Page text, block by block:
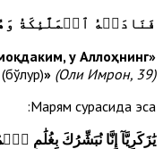
فَنَادَتۡهُ ٱلۡمَلَٰٓئِكَةُ
«Сўнгра, масжидда туриб намоз ўқиётганида, фаришталар унга нидо қилиб, дедилар: «Аллоҳ сенга Яҳё
у Аллоҳнинг
(бўлур)» (Оли Имрон, 39)
Марям сурасида эса:
يَٰزَكَرِيَّآ إِنَّا نُبَشِّرُكَ